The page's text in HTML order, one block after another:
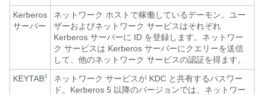
Kerberos
サーバー
ネットワーク ホストで稼働しているデーモン。ユー
ザーおよびネットワーク サービスはそれぞれ
Kerberos サーバーに ID を登録します。ネットワー
ク サービスは Kerberos サーバーにクエリーを送信
して、他のネットワーク サービスの認証を得ます。
KEYTAB3
ネットワーク サービスが KDC と共有するパスワー
ド。Kerberos 5 以降のバージョンでは、ネットワー